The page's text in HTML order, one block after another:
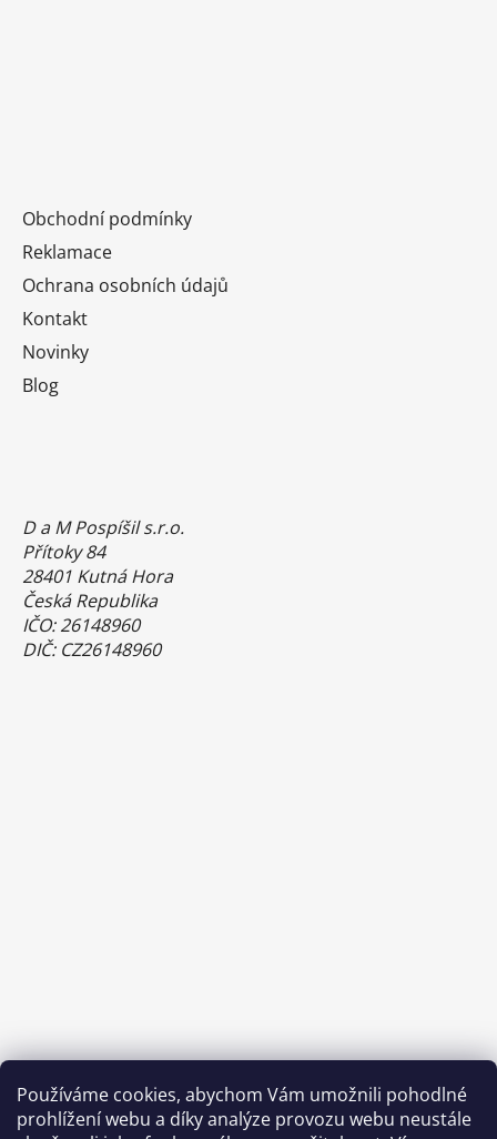
Používáme cookies, abychom Vám umožnili pohodlné
prohlížení webu a díky analýze provozu webu neustále
Obchodní podmínky
Reklamace
Ochrana osobních údajů
Kontakt
Novinky
Blog
D a M Pospíšil s.r.o.
Přítoky 84
28401 Kutná Hora
Česká Republika
IČO: 26148960
DIČ: CZ26148960